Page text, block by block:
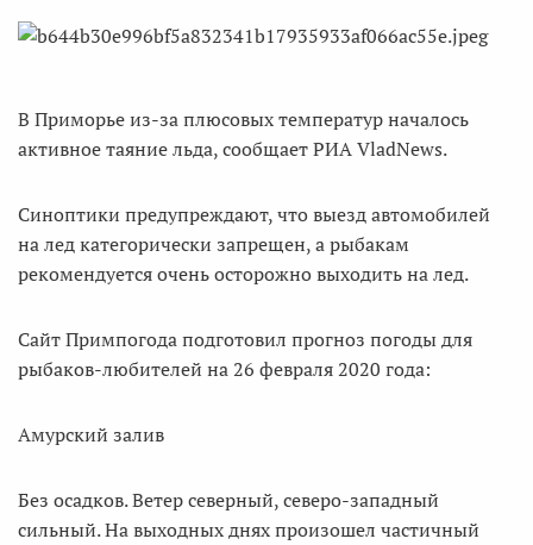
В Приморье из-за плюсовых температур началось
активное таяние льда, сообщает РИА VladNews.
Синоптики предупреждают, что выезд автомобилей
на лед категорически запрещен, а рыбакам
рекомендуется очень осторожно выходить на лед.
Сайт Примпогода подготовил прогноз погоды для
рыбаков-любителей на 26 февраля 2020 года:
Амурский залив
Без осадков. Ветер северный, северо-западный
сильный. На выходных днях произошел частичный